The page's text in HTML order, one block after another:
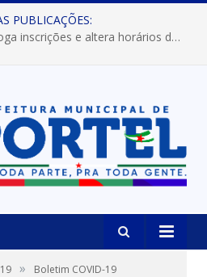
PUBLICAÇÕES:
Prefeitura de Portel prorroga inscrições e altera horários dos concursos “Musa” e “Miss Mix Verão 2026”
»
Boletim COVID-19